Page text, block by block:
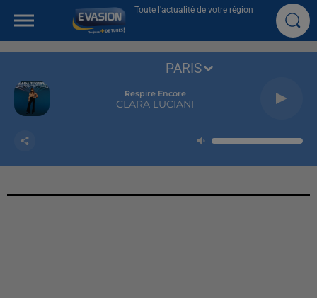
Toute l'actualité de votre région
Respire Encore
CLARA LUCIANI
PARIS